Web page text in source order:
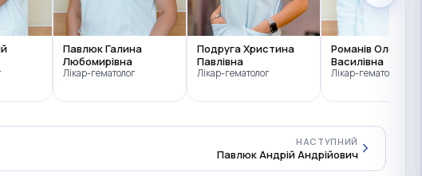
Павлюк Галина
Любомирівна
Лікар-гематолог
Подруга Христина
Павлівна
Лікар-гематолог
Романів Олена
Василівна
Лікар-гематолог
НАСТУПНИЙ
Павлюк Андрій Андрійович